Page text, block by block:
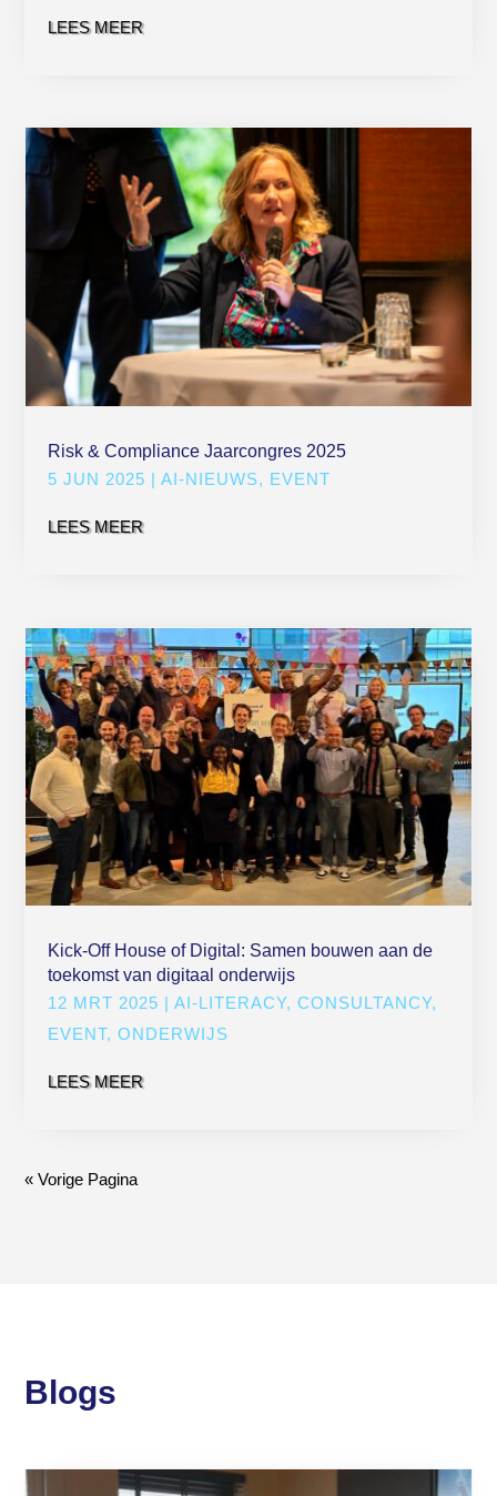
LEES MEER
Risk & Compliance Jaarcongres 2025
5 JUN 2025 |AI-NIEUWS, EVENT
LEES MEER
Kick-Off House of Digital: Samen bouwen aan de
toekomst van digitaal onderwijs
12 MRT 2025 |AI-LITERACY,CONSULTANCY,
EVENT,ONDERWIJS
LEES MEER
« Vorige Pagina
Blogs